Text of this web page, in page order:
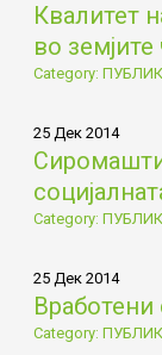
Квалитет
во
Category:
25 Дек 2014
Category:
25 Дек 2014
Category: